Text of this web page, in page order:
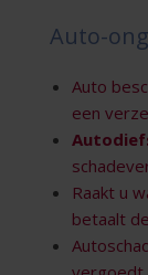
Auto-
Auto
een
Raakt u
betaalt